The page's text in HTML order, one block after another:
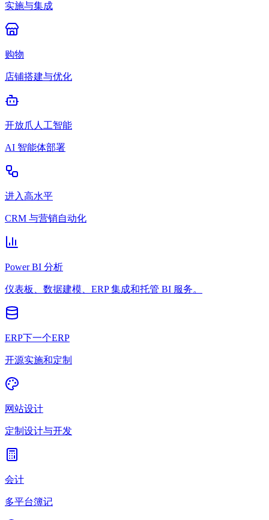
实施与集成
购物
店铺搭建与优化
开放爪人工智能
AI 智能体部署
进入高水平
CRM 与营销自动化
Power BI 分析
仪表板、数据建模、ERP 集成和托管 BI 服务。
ERP下一个ERP
开源实施和定制
网站设计
定制设计与开发
会计
多平台簿记